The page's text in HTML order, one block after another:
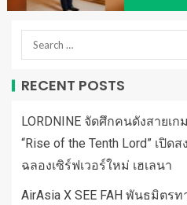
RECENT POSTS
LORDNINE จัดศึกคนดังสายเ
“Rise of the Tenth Lord” เปิ
ฉลองเซิร์ฟเวอร์ใหม่ เฮเลนา
AirAsia X SEE FAH พันธมิตร